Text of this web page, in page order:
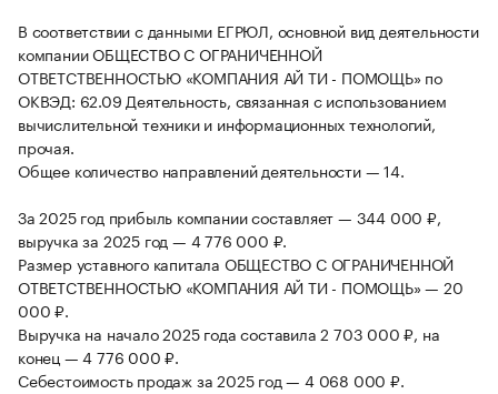
В соответствии с данными ЕГРЮЛ, основной вид деятельности
компании ОБЩЕСТВО С ОГРАНИЧЕННОЙ
ОТВЕТСТВЕННОСТЬЮ «КОМПАНИЯ АЙ ТИ - ПОМОЩЬ» по
ОКВЭД: 62.09 Деятельность, связанная с использованием
вычислительной техники и информационных технологий,
прочая.
Общее количество направлений деятельности — 14.
За 2025 год прибыль компании составляет — 344 000 ₽,
выручка за 2025 год — 4 776 000 ₽.
Размер уставного капитала ОБЩЕСТВО С ОГРАНИЧЕННОЙ
ОТВЕТСТВЕННОСТЬЮ «КОМПАНИЯ АЙ ТИ - ПОМОЩЬ» — 20
000 ₽.
Выручка на начало 2025 года составила 2 703 000 ₽, на
конец — 4 776 000 ₽.
Себестоимость продаж за 2025 год — 4 068 000 ₽.